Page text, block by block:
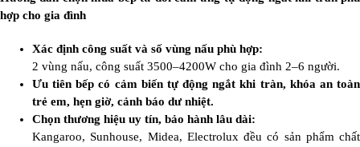
hợp cho gia đình
Xác định công suất và số vùng nấu phù hợp:
2 vùng nấu, công suất 3500–4200W cho gia đình 2–6 người.
Ưu tiên bếp có cảm biến tự động ngắt khi tràn, khóa an toàn
trẻ em, hẹn giờ, cảnh báo dư nhiệt.
Chọn thương hiệu uy tín, bảo hành lâu dài:
Kangaroo, Sunhouse, Midea, Electrolux đều có sản phẩm chất